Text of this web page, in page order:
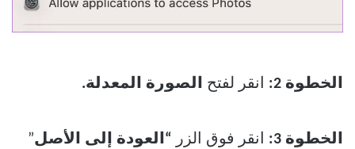
الخطوة 2: انقر لفتح الصورة المعدلة.
الخطوة 3: انقر فوق الزر “العودة إلى الأصل”